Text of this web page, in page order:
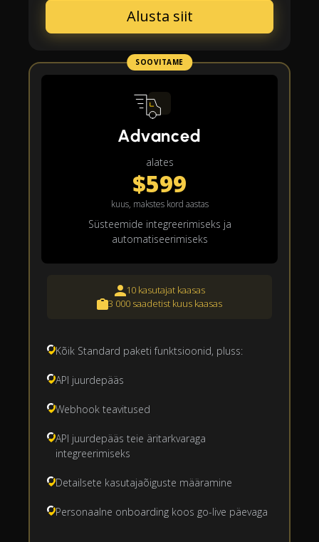
Alusta siit
SOOVITAME
Advanced
alates
$599
kuus, makstes kord aastas
Süsteemide integreerimiseks ja
automatiseerimiseks
10 kasutajat kaasas
3 000 saadetist kuus kaasas
Kõik Standard paketi funktsioonid, pluss:
API juurdepääs
Webhook teavitused
API juurdepääs teie äritarkvaraga
integreerimiseks
Detailsete kasutajaõiguste määramine
Personaalne onboarding koos go-live päevaga